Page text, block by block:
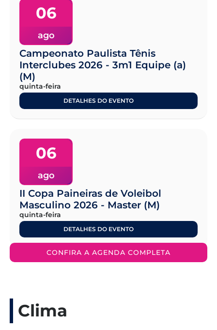
06
ago
Campeonato Paulista Tênis
Interclubes 2026 - 3m1 Equipe (a)
(M)
quinta-feira
DETALHES DO EVENTO
06
ago
II Copa Paineiras de Voleibol
Masculino 2026 - Master (M)
quinta-feira
DETALHES DO EVENTO
CONFIRA A AGENDA COMPLETA
Clima